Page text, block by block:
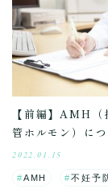
【前編】AMH（
管ホルモン）につ
2022.01.15
AMH 不妊予